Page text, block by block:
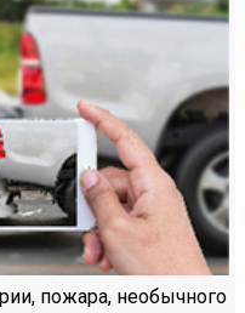
пожара, необычного